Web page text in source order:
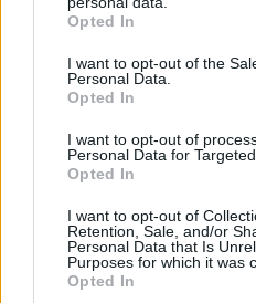
grant or deny consent to
use your data for below
consent section.
Opted In
I want to opt-out of the
Personal Data.
Opted In
I want to opt-out of
Personal Data for
Opted In
I want to opt-out of
Retention, Sale, and/or
Personal Data that Is
Purposes for which it was
Opted In
θύματος, ήταν ο
πρώτο βήμα. Το 2024 οι
συναντήθηκαν,
την επιμονή και τη
πέντε. Την ημέρα των
αποδίδοντας
Δίωξης Εκβιαστών της
χειρίστηκε την υπόθεση.